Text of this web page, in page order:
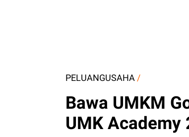
PELUANGUSAHA /
Bawa UMKM
UMK Academy